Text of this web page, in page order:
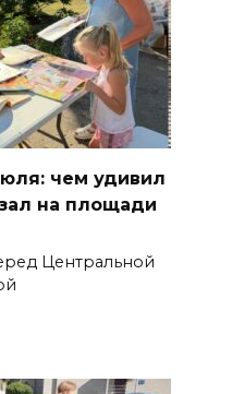
чем удивил
на площади
Центральной